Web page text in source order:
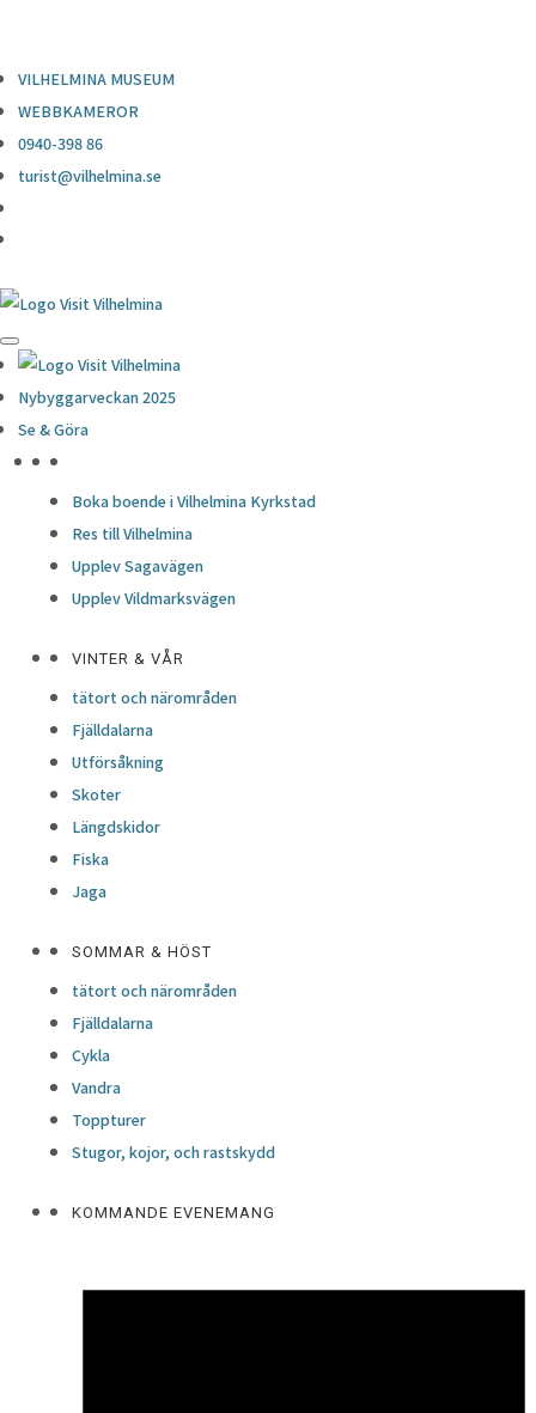
VILHELMINA MUSEUM
WEBBKAMEROR
0940-398 86
turist@vilhelmina.se
Nybyggarveckan 2025
Se & Göra
Boka boende i Vilhelmina Kyrkstad
Res till Vilhelmina
Upplev Sagavägen
Upplev Vildmarksvägen
VINTER & VÅR
tätort och närområden
Fjälldalarna
Utförsåkning
Skoter
Längdskidor
Fiska
Jaga
SOMMAR & HÖST
tätort och närområden
Fjälldalarna
Cykla
Vandra
Toppturer
Stugor, kojor, och rastskydd
KOMMANDE EVENEMANG